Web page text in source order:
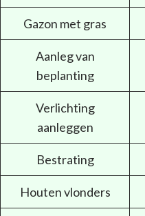
Gazon met gras
Aanleg van
beplanting
Verlichting
aanleggen
Bestrating
Houten vlonders